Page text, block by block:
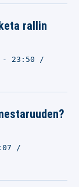
rallin
- 23:50